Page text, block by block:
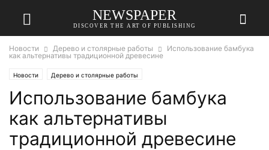
NEWSPAPER
DISCOVER THE ART OF PUBLISHING
Новости Дерево и столярные работы
Использование бамбука
как альтернативы традиционной древесине
Новости Дерево и столярные работы
Использование бамбука
как альтернативы
традиционной древесине